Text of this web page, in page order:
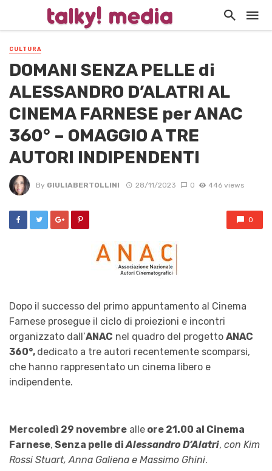
CULTURA
DOMANI SENZA PELLE di
ALESSANDRO D’ALATRI AL
CINEMA FARNESE per ANAC
360° – OMAGGIO A TRE
AUTORI INDIPENDENTI
By GIULIABERTOLLINI 28/11/2023 0 446 views
0
Dopo il successo del primo appuntamento al Cinema
Farnese prosegue il ciclo di proiezioni e incontri
organizzato dall’ANAC nel quadro del progetto ANAC
360°, dedicato a tre autori recentemente scomparsi,
che hanno rappresentato un cinema libero e
indipendente.
Mercoledì 29 novembre alle ore 21.00 al Cinema
Farnese, Senza pelle diAlessandro D’Alatri, con Kim
Rossi Stuart, Anna Galiena e Massimo Ghini.